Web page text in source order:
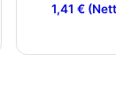
1,41 €